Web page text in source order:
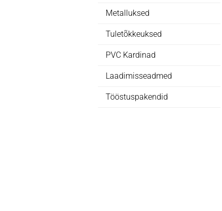
Metalluksed
Tuletõkkeuksed
PVC Kardinad
Laadimisseadmed
Tööstuspakendid